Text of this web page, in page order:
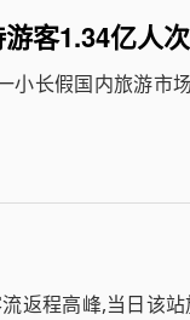
客1.34亿人次
小长假国内旅游市
返程高峰,当日该